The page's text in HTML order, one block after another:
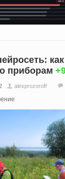
как
приборам
alexprozoroff